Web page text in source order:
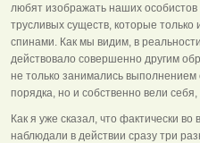
любят изображать наших
трусливых существ, которые только
спинами. Как мы видим, в
действовало совершенно другим
не только занимались
порядка, но и собственно вели
Как я уже сказал, что фактически
наблюдали в действии сразу три